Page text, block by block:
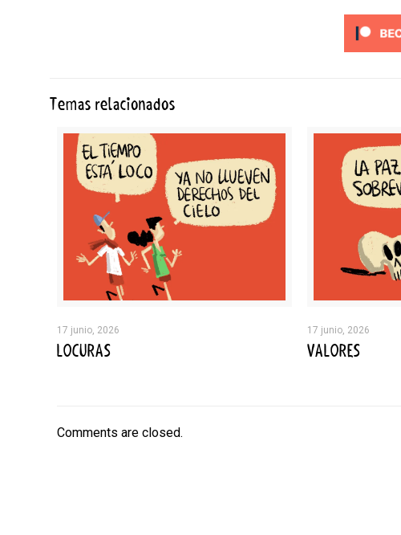
Temas relacionados
17 junio, 2026
LOCURAS
17 junio, 2026
VALORES
Comments are closed.